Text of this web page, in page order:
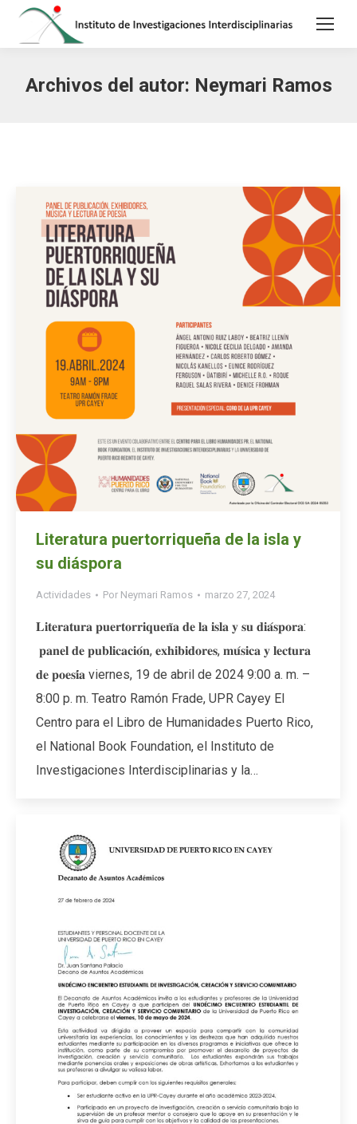
Archivos del autor: Neymari Ramos
Literatura puertorriqueña de la isla y
su diáspora
Actividades Por Neymari Ramos marzo 27, 2024
𝐋𝐢𝐭𝐞𝐫𝐚𝐭𝐮𝐫𝐚 𝐩𝐮𝐞𝐫𝐭𝐨𝐫𝐫𝐢𝐪𝐮𝐞𝐧̃𝐚 𝐝𝐞 𝐥𝐚 𝐢𝐬𝐥𝐚 𝐲 𝐬𝐮 𝐝𝐢𝐚́𝐬𝐩𝐨𝐫𝐚:
𝐩𝐚𝐧𝐞𝐥 𝐝𝐞 𝐩𝐮𝐛𝐥𝐢𝐜𝐚𝐜𝐢𝐨́𝐧, 𝐞𝐱𝐡𝐢𝐛𝐢𝐝𝐨𝐫𝐞𝐬, 𝐦𝐮́𝐬𝐢𝐜𝐚 𝐲 𝐥𝐞𝐜𝐭𝐮𝐫𝐚
𝐝𝐞 𝐩𝐨𝐞𝐬𝐢́𝐚 viernes, 19 de abril de 2024 9:00 a. m. –
8:00 p. m. Teatro Ramón Frade, UPR Cayey El
Centro para el Libro de Humanidades Puerto Rico,
el National Book Foundation, el Instituto de
Investigaciones Interdisciplinarias y la…